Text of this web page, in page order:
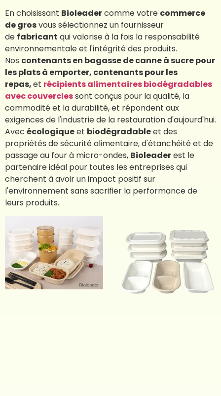
En choisissant Bioleadercomme votre commerce
de grosvous sélectionnez un fournisseur
de fabricant qui valorise à la fois la responsabilité
environnementale et l'intégrité des produits.
Nos contenants en bagasse de canne à sucre pour
les plats à emporter, contenants pour les
repas,et récipients alimentaires biodégradables
avec couverclessont conçus pour la qualité, la
commodité et la durabilité, et répondent aux
exigences de l'industrie de la restauration d'aujourd'hui.
Avec écologiqueet biodégradableet des
propriétés de sécurité alimentaire, d'étanchéité et de
passage au four à micro-ondes, Bioleaderest le
partenaire idéal pour toutes les entreprises qui
cherchent à avoir un impact positif sur
l'environnement sans sacrifier la performance de
leurs produits.